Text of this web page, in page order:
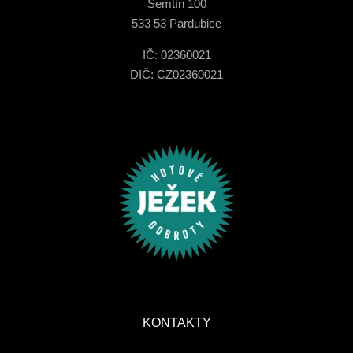
Semtín 100
533 53 Pardubice
IČ: 02360021
DIČ: CZ02360021
KONTAKTY